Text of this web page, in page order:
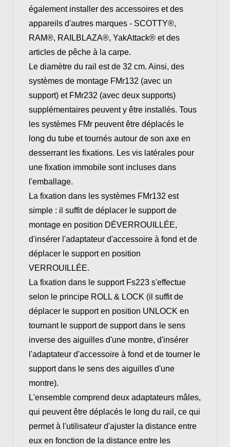
également installer des accessoires et des
appareils d'autres marques - SCOTTY®,
RAM®, RAILBLAZA®, YakAttack® et des
articles de pêche à la carpe.
Le diamètre du rail est de 32 cm. Ainsi, des
systèmes de montage FMr132 (avec un
support) et FMr232 (avec deux supports)
supplémentaires peuvent y être installés. Tous
les systèmes FMr peuvent être déplacés le
long du tube et tournés autour de son axe en
desserrant les fixations. Les vis latérales pour
une fixation immobile sont incluses dans
l'emballage.
La fixation dans les systèmes FMr132 est
simple : il suffit de déplacer le support de
montage en position DÉVERROUILLÉE,
d'insérer l'adaptateur d'accessoire à fond et de
déplacer le support en position
VERROUILLÉE.
La fixation dans le support Fs223 s'effectue
selon le principe ROLL & LOCK (il suffit de
déplacer le support en position UNLOCK en
tournant le support de support dans le sens
inverse des aiguilles d'une montre, d'insérer
l'adaptateur d'accessoire à fond et de tourner le
support dans le sens des aiguilles d'une
montre).
L'ensemble comprend deux adaptateurs mâles,
qui peuvent être déplacés le long du rail, ce qui
permet à l'utilisateur d'ajuster la distance entre
eux en fonction de la distance entre les